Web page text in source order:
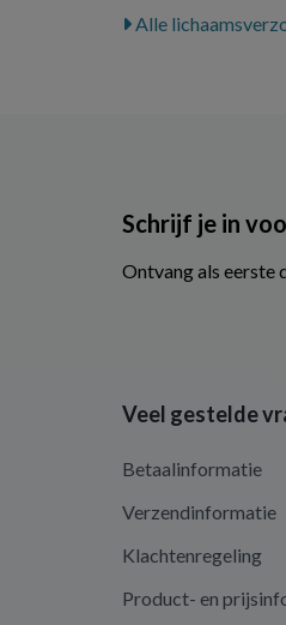
Alle
Schrijf je in
Ontvang als eerste
Veel gestelde
Betaalinformatie
Verzendinformatie
Klachtenregeling
Product- en